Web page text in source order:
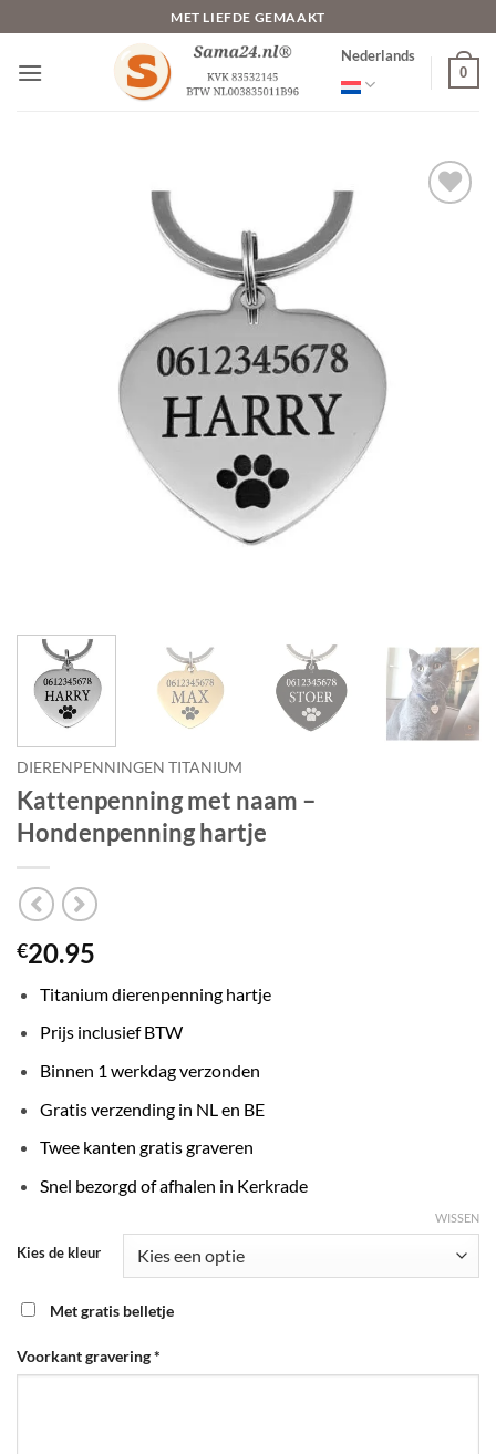
naar
inhoud
MET LIEFDE GEMAAKT
Nederlands
0
DIERENPENNINGEN TITANIUM
Kattenpenning met naam –
Hondenpenning hartje
€20.95
Titanium dierenpenning hartje
Prijs inclusief BTW
Binnen 1 werkdag verzonden
Gratis verzending in NL en BE
Twee kanten gratis graveren
Snel bezorgd of afhalen in Kerkrade
Kies de kleur
WISSEN
Met gratis belletje
Voorkant gravering*